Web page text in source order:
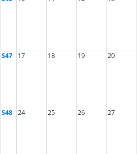
S47 17 18 19 20
S48 24 25 26 27